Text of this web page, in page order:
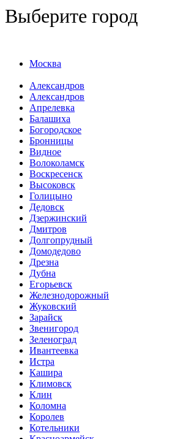
Выберите город
Москва
Александров
Александров
Апрелевка
Балашиха
Богородское
Бронницы
Видное
Волоколамск
Воскресенск
Высоковск
Голицыно
Дедовск
Дзержинский
Дмитров
Долгопрудный
Домодедово
Дрезна
Дубна
Егорьевск
Железнодорожный
Жуковский
Зарайск
Звенигород
Зеленоград
Ивантеевка
Истра
Кашира
Климовск
Клин
Коломна
Королев
Котельники